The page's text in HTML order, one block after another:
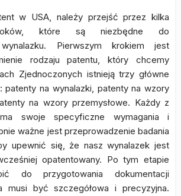
w USA, należy przejść przez kilka
które są niezbędne do
wynalazku. Pierwszym krokiem jest
rodzaju patentu, który chcemy
Zjednoczonych istnieją trzy główne
patenty na wynalazki, patenty na wzory
na wzory przemysłowe. Każdy z
swoje specyficzne wymagania i
ważne jest przeprowadzenie badania
upewnić się, że nasz wynalazek jest
opatentowany. Po tym etapie
do przygotowania dokumentacji
musi być szczegółowa i precyzyjna.